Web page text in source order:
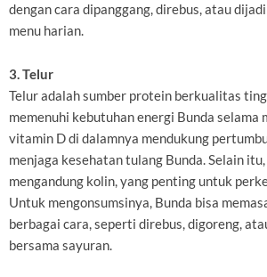
dengan cara dipanggang, direbus, atau
menu harian.
3. Telur
Telur adalah sumber protein berkualitas
memenuhi kebutuhan energi Bunda selama
vitamin D di dalamnya mendukung
menjaga kesehatan tulang Bunda. Selain
mengandung kolin, yang penting untuk
Untuk mengonsumsinya, Bunda bisa
berbagai cara, seperti direbus, digoreng,
bersama sayuran.